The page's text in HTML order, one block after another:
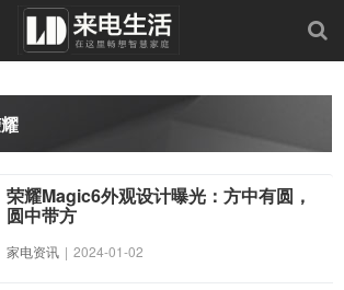
荣耀Magic6外观设计曝光：方中有圆，
圆中带方
家电资讯 | 2024-01-02